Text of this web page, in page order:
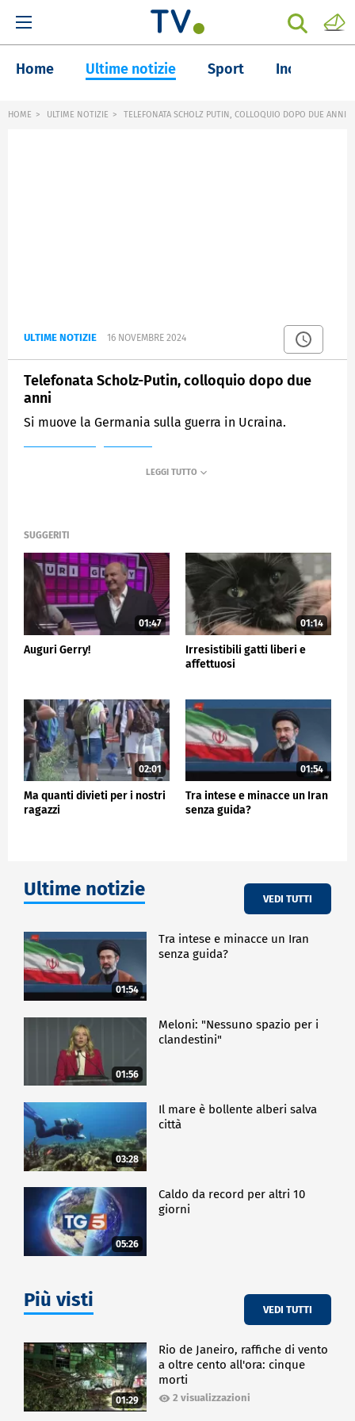
Home Ultime notizie Sport Inchieste
HOME ULTIME NOTIZIE TELEFONATA SCHOLZ PUTIN, COLLOQUIO DOPO DUE ANNI
ULTIME NOTIZIE 16 NOVEMBRE 2024
Telefonata Scholz-Putin, colloquio dopo due
anni
Si muove la Germania sulla guerra in Ucraina.
SUGGERITI
01:47
Auguri Gerry!
01:14
Irresistibili gatti liberi e
affettuosi
02:01
Ma quanti divieti per i nostri
ragazzi
01:54
Tra intese e minacce un Iran
senza guida?
Ultime notizie VEDI TUTTI
01:54
Tra intese e minacce un Iran
senza guida?
01:56
Meloni: "Nessuno spazio per i
clandestini"
03:28
Il mare è bollente alberi salva
città
05:26
Caldo da record per altri 10
giorni
Più visti VEDI TUTTI
01:29
Rio de Janeiro, raffiche di vento
a oltre cento all'ora: cinque
morti
2 visualizzazioni